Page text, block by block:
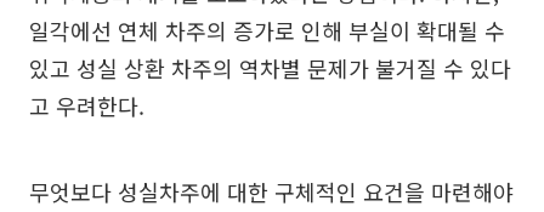
일각에선 연체 차주의 증가로 인해 부실이 확대될 수
있고 성실 상환 차주의 역차별 문제가 불거질 수 있다
고 우려한다.
무엇보다 성실차주에 대한 구체적인 요건을 마련해야